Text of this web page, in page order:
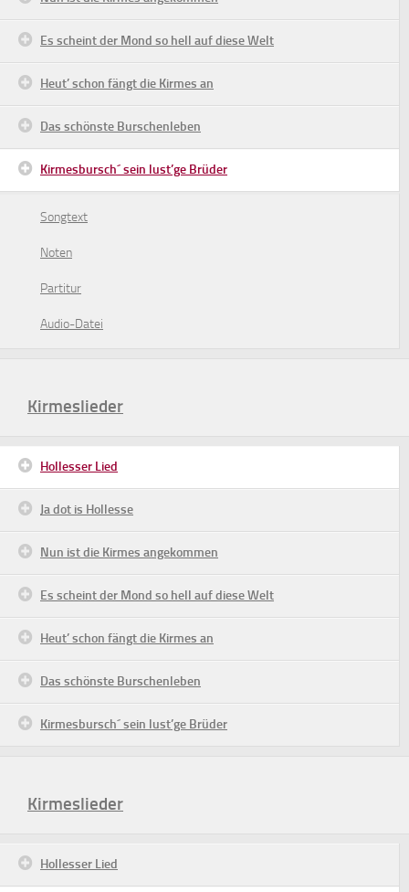
Es scheint der Mond so hell auf diese Welt
Heut’ schon fängt die Kirmes an
Das schönste Burschenleben
Kirmesbursch´ sein lust’ge Brüder
Songtext
Noten
Partitur
Audio-Datei
Kirmeslieder
Hollesser Lied
Ja dot is Hollesse
Nun ist die Kirmes angekommen
Es scheint der Mond so hell auf diese Welt
Heut’ schon fängt die Kirmes an
Das schönste Burschenleben
Kirmesbursch´ sein lust’ge Brüder
Kirmeslieder
Hollesser Lied